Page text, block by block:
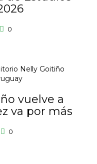
0
vuelve a
va por más
0